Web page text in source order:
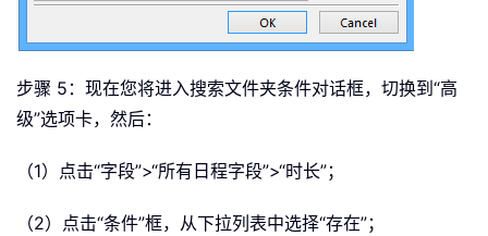
步骤 5：现在您将进入搜索文件夹条件对话框，切换到“高
级”选项卡，然后：
（1）点击“字段”>“所有日程字段”>“时长”；
（2）点击“条件”框，从下拉列表中选择“存在”；